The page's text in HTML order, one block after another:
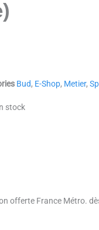
Bud, E-Shop, Metier,
stock
offerte France Métro.